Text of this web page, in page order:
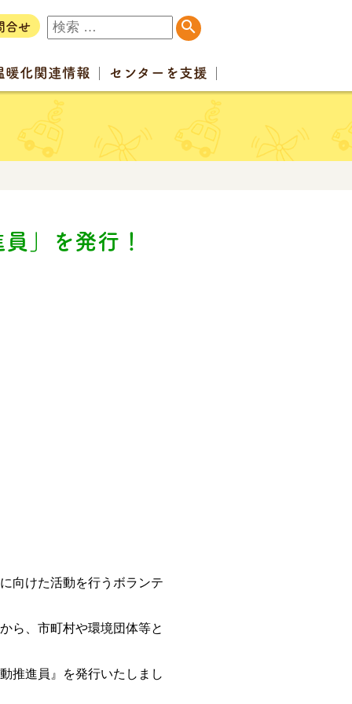
合せ
暖化関連情報 センター を支援
」を発行！
向けた活動を行うボランテ
ら、市町村や環境団体等と
推進員』を発行いたしまし